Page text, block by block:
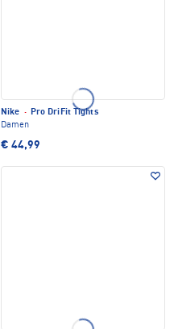
Nike · Pro DriFit Tights
Damen
€ 44,99